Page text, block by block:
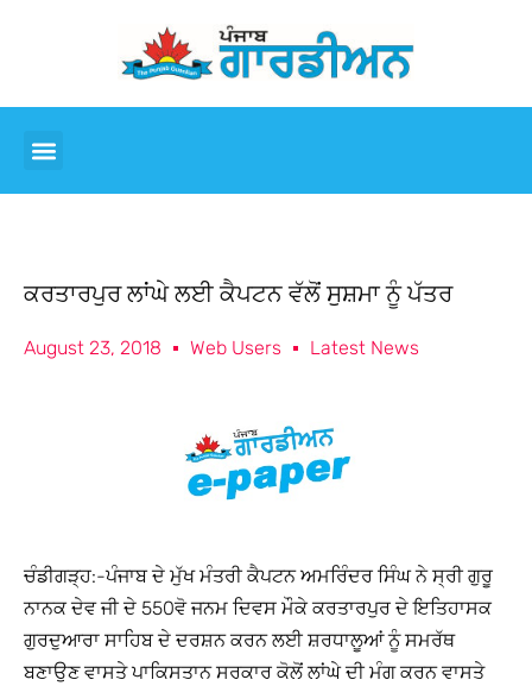
ਕਰਤਾਰਪੁਰ ਲਾਂਘੇ ਲਈ ਕੈਪਟਨ ਵੱਲੋਂ ਸੁਸ਼ਮਾ ਨੂੰ ਪੱਤਰ
August 23, 2018 Web Users Latest News
ਚੰਡੀਗੜ੍ਹ:-ਪੰਜਾਬ ਦੇ ਮੁੱਖ ਮੰਤਰੀ ਕੈਪਟਨ ਅਮਰਿੰਦਰ ਸਿੰਘ ਨੇ ਸ੍ਰੀ ਗੁਰੂ
ਨਾਨਕ ਦੇਵ ਜੀ ਦੇ 550ਵੋ ਜਨਮ ਦਿਵਸ ਮੌਕੇ ਕਰਤਾਰਪੁਰ ਦੇ ਇਤਿਹਾਸਕ
ਗੁਰਦੁਆਰਾ ਸਾਹਿਬ ਦੇ ਦਰਸ਼ਨ ਕਰਨ ਲਈ ਸ਼ਰਧਾਲੂਆਂ ਨੂੰ ਸਮਰੱਥ
ਬਣਾਉਣ ਵਾਸਤੇ ਪਾਕਿਸਤਾਨ ਸਰਕਾਰ ਕੋਲੋਂ ਲਾਂਘੇ ਦੀ ਮੰਗ ਕਰਨ ਵਾਸਤੇ